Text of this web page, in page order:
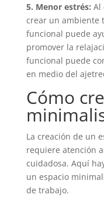
5. Menor estrés: Al
crear un ambiente
funcional puede
promover la
funcional puede
en medio del
Cómo
La creación de un
requiere atención
cuidadosa. Aquí
un espacio
de trabajo.